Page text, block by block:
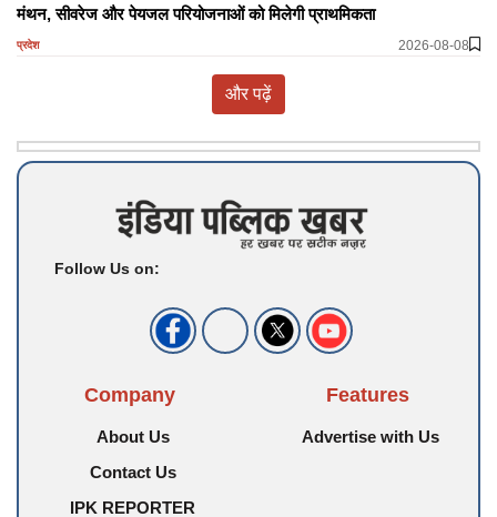
मंथन, सीवरेज और पेयजल परियोजनाओं को मिलेगी प्राथमिकता
प्रदेश 2026-08-08
और पढ़ें
Follow Us on:
Company
About Us
Contact Us
IPK REPORTER
Features
Advertise with Us